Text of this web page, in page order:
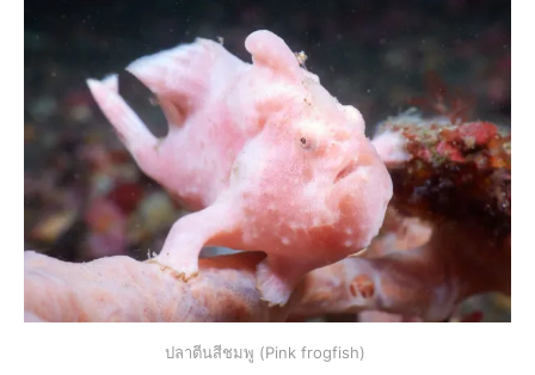
ปลาตีนสีชมพู (Pink frogfish)